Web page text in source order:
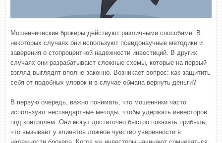
Мошеннические брокеры действуют различными способами. В
некоторых случаях они используют псевдонаучные методики и
заверения о стопроцентной надежности инвестиций. В других
случаях они разрабатывают сложные схемы, которые на первый
взгляд выглядят вполне законно. Возникает вопрос: как защитить
себя от подобных уловок и в случае обмана вернуть деньги?
В первую очередь, важно понимать, что мошенники часто
используют нестандартные методы, чтобы удержать инвесторов
под контролем. Они могут достаточно быстро показать прибыль,
что вызывает у клиентов ложное чувство уверенности в